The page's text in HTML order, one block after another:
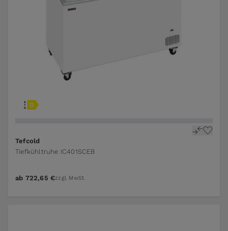
Tefcold
Tiefkühltruhe IC401SCEB
ab 722,65 €zzgl. MwSt.